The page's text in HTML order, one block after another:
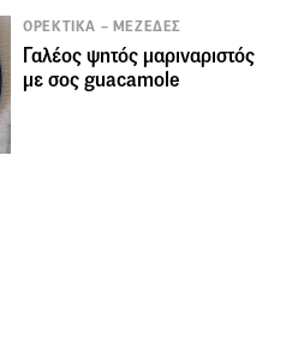
ΟΡΕΚΤΙΚΑ – ΜΕΖΕΔΕΣ
Γαλέος ψητός μαριναριστός
με σος guacamole